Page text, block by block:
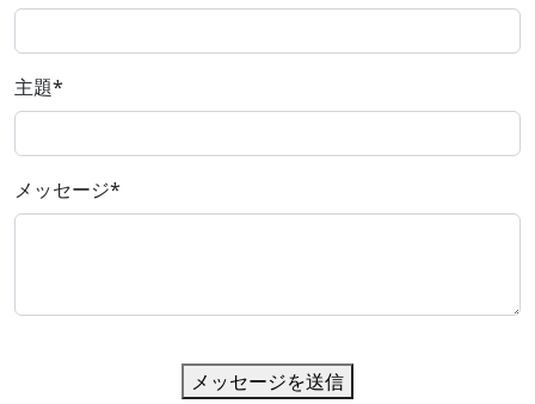
主題*
メッセージ*
メッセージを送信